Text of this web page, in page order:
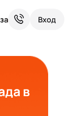
Вход
в